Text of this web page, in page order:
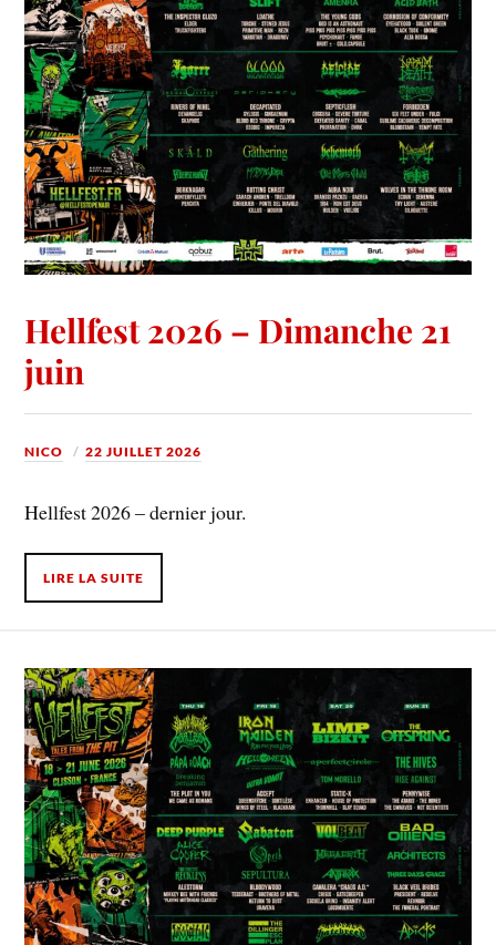
Hellfest 2026 – Dimanche 21
juin
NICO 22 JUILLET 2026
Hellfest 2026 – dernier jour.
LIRE LA SUITE